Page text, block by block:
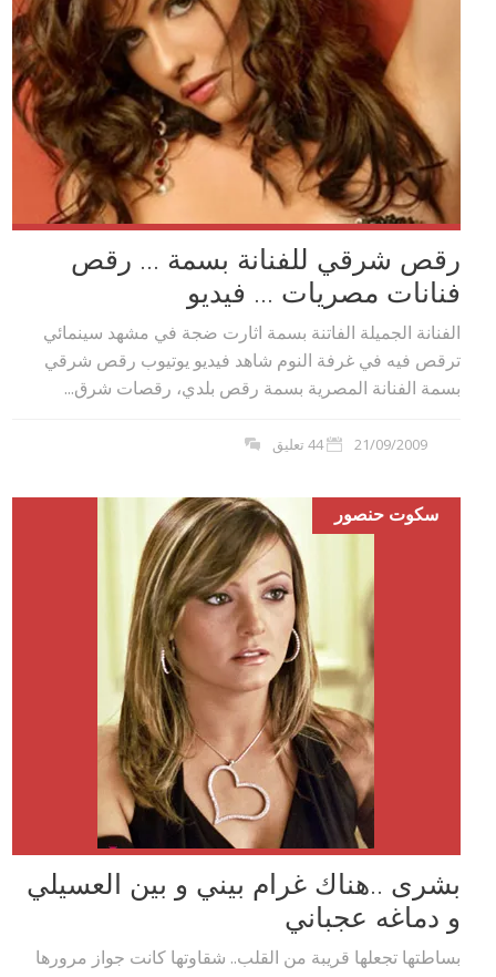
رقص شرقي للفنانة بسمة … رقص
فنانات مصريات … فيديو
الفنانة الجميلة الفاتنة بسمة اثارت ضجة في مشهد سينمائي
ترقص فيه في غرفة النوم شاهد فيديو يوتيوب رقص شرقي
بسمة الفنانة المصرية بسمة رقص بلدي، رقصات شرق...
21/09/2009 44 تعليق
سكوت حنصور
بشرى ..هناك غرام بيني و بين العسيلي
و دماغه عجباني
بساطتها تجعلها قريبة من القلب.. شقاوتها كانت جواز مرورها